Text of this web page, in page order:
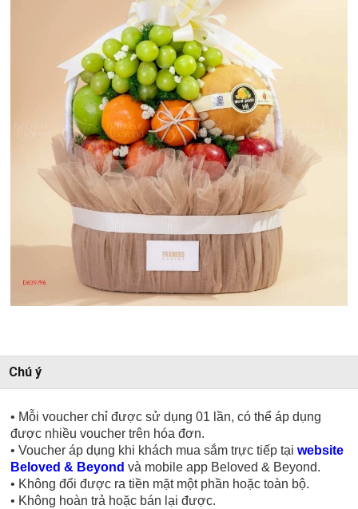
Chú ý
• Mỗi voucher chỉ được sử dụng 01 lần, có thể áp dụng
được nhiều voucher trên hóa đơn.
• Voucher áp dụng khi khách mua sắm trực tiếp tạiwebsite
Beloved & Beyond và mobile app Beloved & Beyond.
• Không đổi được ra tiền mặt một phần hoặc toàn bộ.
• Không hoàn trả hoặc bán lại được.